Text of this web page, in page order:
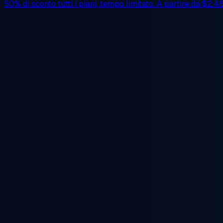
50% di sconto tutti i piani, tempo limitato. A partire da